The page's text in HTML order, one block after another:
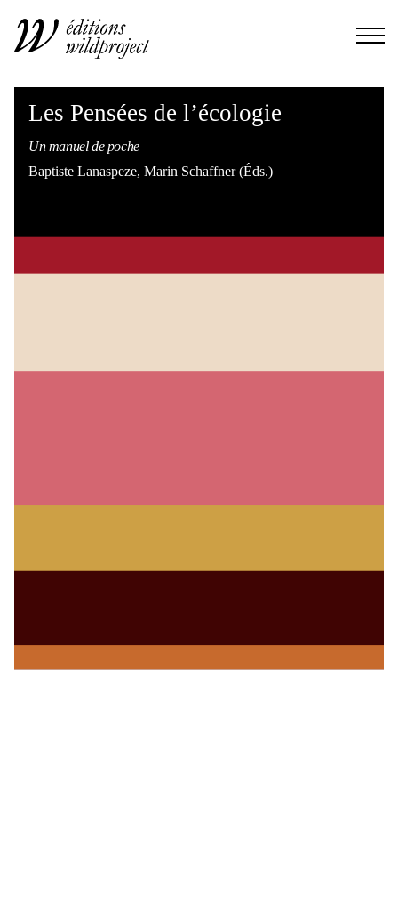
Les Pensées de l’écologie
Un manuel de poche
Baptiste Lanaspeze, Marin Schaffner (Éds.)